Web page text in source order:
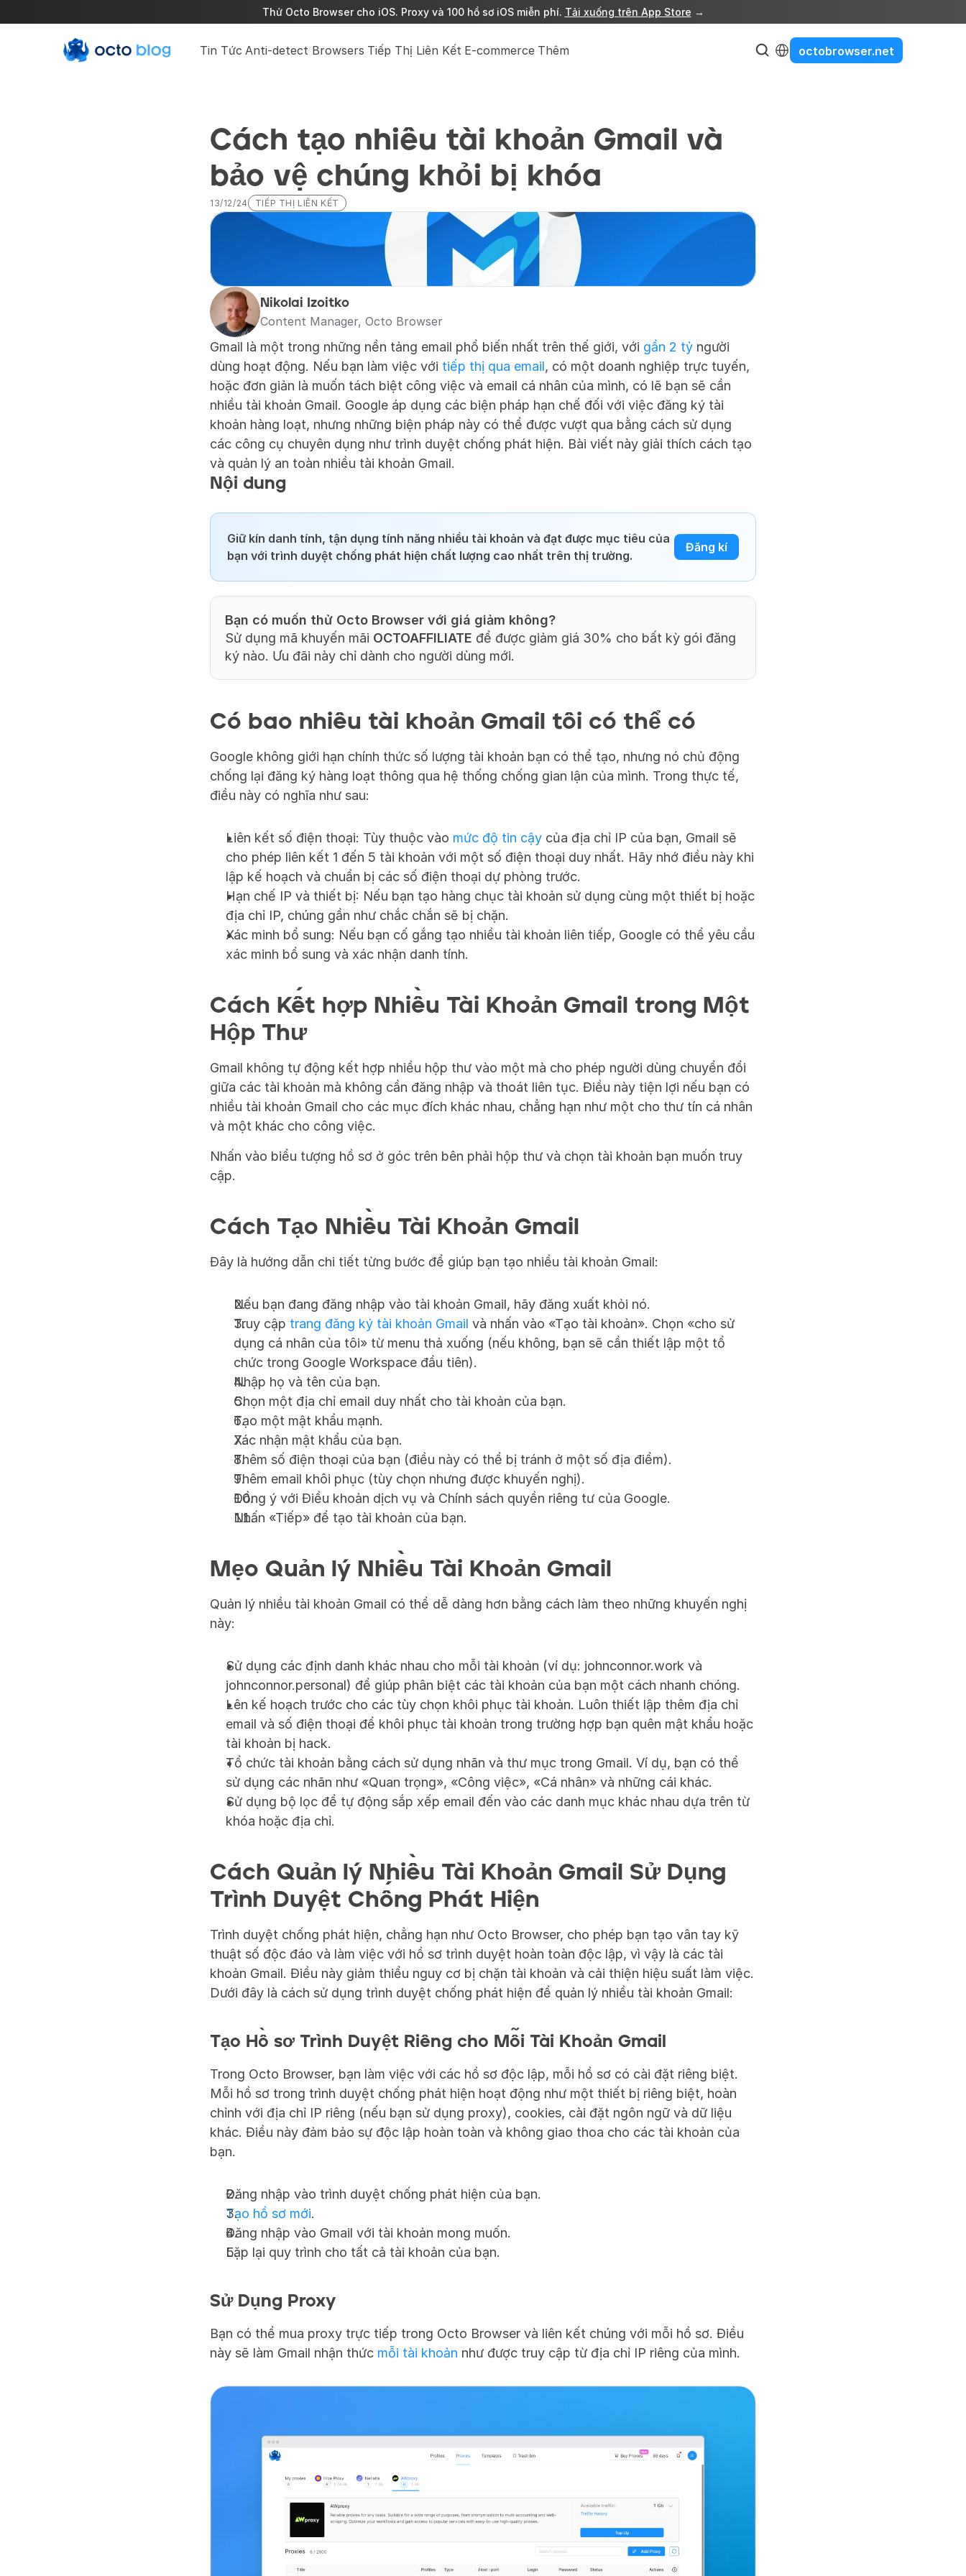
Thử Octo Browser cho iOS. Proxy và 100 hồ sơ iOS miễn phí. Tải xuống trên App Store →
Tin Tức Anti-detect Browsers Tiếp Thị Liên Kết E-commerce Thêm
Select Language
octobrowser.net
Cách tạo nhiều tài khoản Gmail và
bảo vệ chúng khỏi bị khóa
13/12/24 TIẾP THỊ LIÊN KẾT
Nikolai Izoitko
Content Manager, Octo Browser
Gmail là một trong những nền tảng email phổ biến nhất trên thế giới, với gần 2 tỷ người
dùng hoạt động. Nếu bạn làm việc với tiếp thị qua email, có một doanh nghiệp trực tuyến,
hoặc đơn giản là muốn tách biệt công việc và email cá nhân của mình, có lẽ bạn sẽ cần
nhiều tài khoản Gmail. Google áp dụng các biện pháp hạn chế đối với việc đăng ký tài
khoản hàng loạt, nhưng những biện pháp này có thể được vượt qua bằng cách sử dụng
các công cụ chuyên dụng như trình duyệt chống phát hiện. Bài viết này giải thích cách tạo
và quản lý an toàn nhiều tài khoản Gmail.
Nội dung
Giữ kín danh tính, tận dụng tính năng nhiều tài khoản và đạt được mục tiêu của
bạn với trình duyệt chống phát hiện chất lượng cao nhất trên thị trường.
Đăng kí
Bạn có muốn thử Octo Browser với giá giảm không?
Sử dụng mã khuyến mãi OCTOAFFILIATE để được giảm giá 30% cho bất kỳ gói đăng
ký nào. Ưu đãi này chỉ dành cho người dùng mới.
Có bao nhiêu tài khoản Gmail tôi có thể có
Google không giới hạn chính thức số lượng tài khoản bạn có thể tạo, nhưng nó chủ động
chống lại đăng ký hàng loạt thông qua hệ thống chống gian lận của mình. Trong thực tế,
điều này có nghĩa như sau:
Liên kết số điện thoại: Tùy thuộc vào mức độ tin cậy của địa chỉ IP của bạn, Gmail sẽ
cho phép liên kết 1 đến 5 tài khoản với một số điện thoại duy nhất. Hãy nhớ điều này khi
lập kế hoạch và chuẩn bị các số điện thoại dự phòng trước.
Hạn chế IP và thiết bị: Nếu bạn tạo hàng chục tài khoản sử dụng cùng một thiết bị hoặc
địa chỉ IP, chúng gần như chắc chắn sẽ bị chặn.
Xác minh bổ sung: Nếu bạn cố gắng tạo nhiều tài khoản liên tiếp, Google có thể yêu cầu
xác minh bổ sung và xác nhận danh tính.
Cách Kết hợp Nhiều Tài Khoản Gmail trong Một
Hộp Thư
Gmail không tự động kết hợp nhiều hộp thư vào một mà cho phép người dùng chuyển đổi
giữa các tài khoản mà không cần đăng nhập và thoát liên tục. Điều này tiện lợi nếu bạn có
nhiều tài khoản Gmail cho các mục đích khác nhau, chẳng hạn như một cho thư tín cá nhân
và một khác cho công việc.
Nhấn vào biểu tượng hồ sơ ở góc trên bên phải hộp thư và chọn tài khoản bạn muốn truy
cập.
Cách Tạo Nhiều Tài Khoản Gmail
Đây là hướng dẫn chi tiết từng bước để giúp bạn tạo nhiều tài khoản Gmail:
Nếu bạn đang đăng nhập vào tài khoản Gmail, hãy đăng xuất khỏi nó.
Truy cập trang đăng ký tài khoản Gmail và nhấn vào «Tạo tài khoản». Chọn «cho sử
dụng cá nhân của tôi» từ menu thả xuống (nếu không, bạn sẽ cần thiết lập một tổ
chức trong Google Workspace đầu tiên).
Nhập họ và tên của bạn.
Chọn một địa chỉ email duy nhất cho tài khoản của bạn.
Tạo một mật khẩu mạnh.
Xác nhận mật khẩu của bạn.
Thêm số điện thoại của bạn (điều này có thể bị tránh ở một số địa điểm).
Thêm email khôi phục (tùy chọn nhưng được khuyến nghị).
Đồng ý với Điều khoản dịch vụ và Chính sách quyền riêng tư của Google.
Nhấn «Tiếp» để tạo tài khoản của bạn.
Mẹo Quản lý Nhiều Tài Khoản Gmail
Quản lý nhiều tài khoản Gmail có thể dễ dàng hơn bằng cách làm theo những khuyến nghị
này:
Sử dụng các định danh khác nhau cho mỗi tài khoản (ví dụ: johnconnor.work và
johnconnor.personal) để giúp phân biệt các tài khoản của bạn một cách nhanh chóng.
Lên kế hoạch trước cho các tùy chọn khôi phục tài khoản. Luôn thiết lập thêm địa chỉ
email và số điện thoại để khôi phục tài khoản trong trường hợp bạn quên mật khẩu hoặc
tài khoản bị hack.
Tổ chức tài khoản bằng cách sử dụng nhãn và thư mục trong Gmail. Ví dụ, bạn có thể
sử dụng các nhãn như «Quan trọng», «Công việc», «Cá nhân» và những cái khác.
Sử dụng bộ lọc để tự động sắp xếp email đến vào các danh mục khác nhau dựa trên từ
khóa hoặc địa chỉ.
Cách Quản lý Nhiều Tài Khoản Gmail Sử Dụng
Trình Duyệt Chống Phát Hiện
Trình duyệt chống phát hiện, chẳng hạn như Octo Browser, cho phép bạn tạo vân tay kỹ
thuật số độc đáo và làm việc với hồ sơ trình duyệt hoàn toàn độc lập, vì vậy là các tài
khoản Gmail. Điều này giảm thiểu nguy cơ bị chặn tài khoản và cải thiện hiệu suất làm việc.
Dưới đây là cách sử dụng trình duyệt chống phát hiện để quản lý nhiều tài khoản Gmail:
Tạo Hồ sơ Trình Duyệt Riêng cho Mỗi Tài Khoản Gmail
Trong Octo Browser, bạn làm việc với các hồ sơ độc lập, mỗi hồ sơ có cài đặt riêng biệt.
Mỗi hồ sơ trong trình duyệt chống phát hiện hoạt động như một thiết bị riêng biệt, hoàn
chỉnh với địa chỉ IP riêng (nếu bạn sử dụng proxy), cookies, cài đặt ngôn ngữ và dữ liệu
khác. Điều này đảm bảo sự độc lập hoàn toàn và không giao thoa cho các tài khoản của
bạn.
Đăng nhập vào trình duyệt chống phát hiện của bạn.
Tạo hồ sơ mới.
Đăng nhập vào Gmail với tài khoản mong muốn.
Lặp lại quy trình cho tất cả tài khoản của bạn.
Sử Dụng Proxy
Bạn có thể mua proxy trực tiếp trong Octo Browser và liên kết chúng với mỗi hồ sơ. Điều
này sẽ làm Gmail nhận thức mỗi tài khoản như được truy cập từ địa chỉ IP riêng của mình.